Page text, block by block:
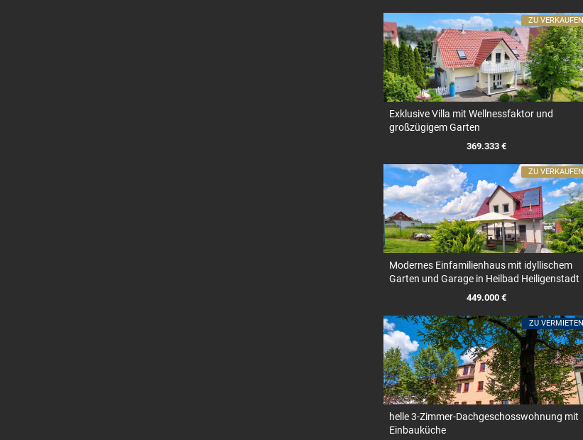
Exklusive Villa mit Wellnessfaktor und
großzügigem Garten
369.333 €
ZU VERKAUFEN
Modernes Einfamilienhaus mit idyllischem
Garten und Garage in Heilbad Heiligenstadt
449.000 €
ZU VERKAUFEN
helle 3-Zimmer-Dachgeschosswohnung mit
Einbauküche
ZU VERMIETEN